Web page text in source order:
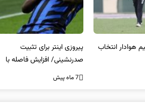
تثبیت
فاصله با
کامبک ناکام منچستریونایتد/
توقف سیتی و شکست چلسی
7 ماه پیش